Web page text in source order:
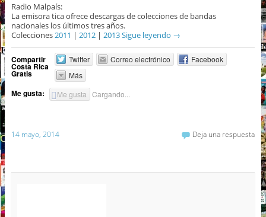
Radio Malpaís:
La emisora tica ofrece descargas de colecciones de bandas
nacionales los últimos tres años.
Colecciones 2011 | 2012| 2013Sigue leyendo →
Compartir
Costa Rica
Gratis
Twitter Correo electrónico
Facebook
Más
Me gusta: Me gusta Cargando...
14 mayo, 2014 Deja una respuesta